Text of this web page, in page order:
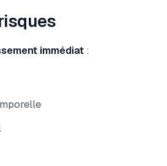
immédiat :